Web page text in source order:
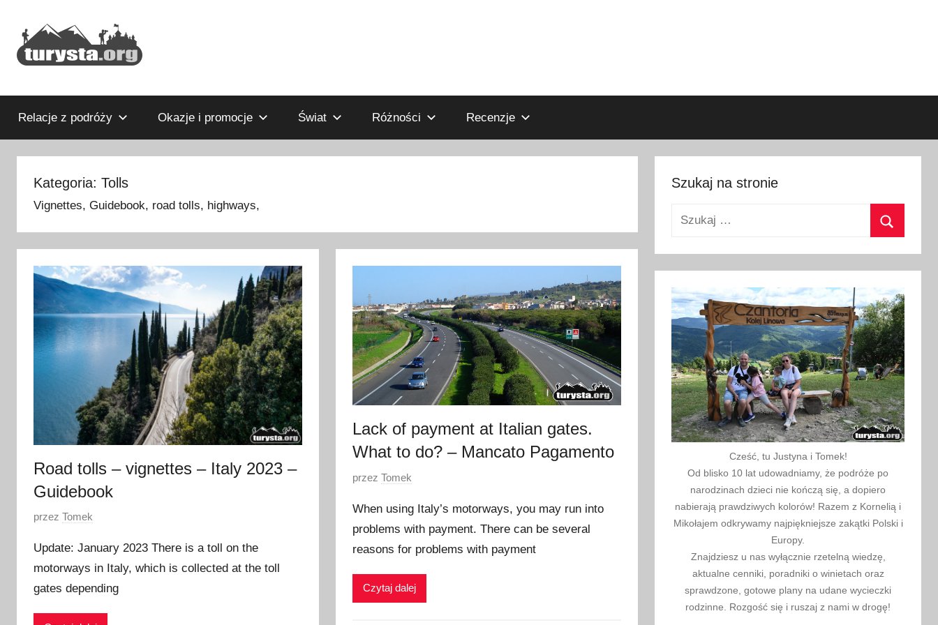
treści
Turysta.org
blog
podróżniczy
Relacje z podróży Okazje i promocje Świat Różności Recenzje
Kategoria: Tolls
Vignettes, Guidebook, road tolls, highways,
Road tolls – vignettes – Italy 2023 –
Guidebook
O
u
b
l
przez Tomek
Update: January 2023 There is a toll on the
motorways in Italy, which is collected at the toll
gates depending
Lack of payment at Italian gates.
What to do? – Mancato Pagamento
O
u
b
l
o
przezTomek
When using Italy’s motorways, you may run into
problems with payment. There can be several
reasons for problems with payment
Czytaj dalej
Szukaj na stronie
Szukaj:
Cześć, tu Justyna i Tomek!
Od blisko 10 lat udowadniamy, że podróże po
narodzinach dzieci nie kończą się, a dopiero
nabierają prawdziwych kolorów! Razem z Kornelią i
Mikołajem odkrywamy najpiękniejsze zakątki Polski i
Europy.
Znajdziesz u nas wyłącznie rzetelną wiedzę,
aktualne cenniki, poradniki o winietach oraz
sprawdzone, gotowe plany na udane wycieczki
rodzinne. Rozgość się i ruszaj z nami w drogę!